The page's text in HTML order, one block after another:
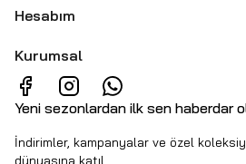
Hesabım
Kurumsal
Yeni sezonlardan ilk sen haberdar
İndirimler, kampanyalar ve özel
dünyasına katıl.